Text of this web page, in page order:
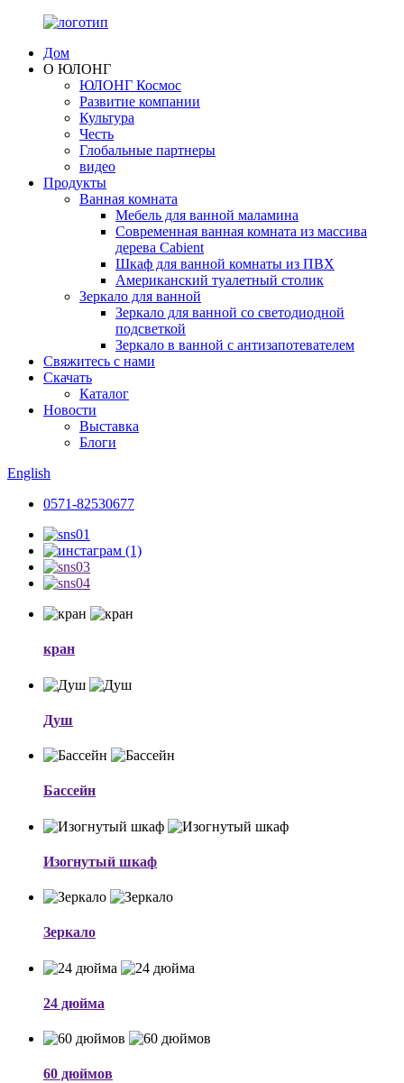
Дом
О ЮЛОНГ
ЮЛОНГ Космос
Развитие компании
Культура
Честь
Глобальные партнеры
видео
Продукты
Ванная комната
Мебель для ванной маламина
Современная ванная комната из массива
дерева Cabient
Шкаф для ванной комнаты из ПВХ
Американский туалетный столик
Зеркало для ванной
Зеркало для ванной со светодиодной
подсветкой
Зеркало в ванной с антизапотевателем
Свяжитесь с нами
Скачать
Каталог
Новости
Выставка
Блоги
English
0571-82530677
кран
Душ
Бассейн
Изогнутый шкаф
Зеркало
24 дюйма
60 дюймов